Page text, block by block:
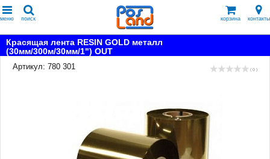
меню поиск корзина контакты
Красящая лента RESIN GOLD металл
(30мм/300м/30мм/1") OUT
Артикул: 780 301
( 0 )